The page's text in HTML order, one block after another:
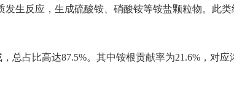
生反应，生成硫酸铵、硝酸铵等铵盐颗粒物。此
总占比高达87.5%。其中铵根贡献率为21.6%，对应